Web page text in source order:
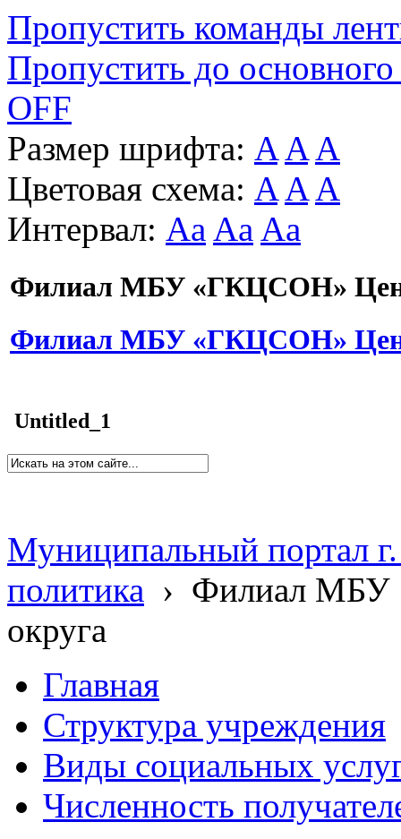
Пропустить команды
Пропустить до основного
OFF
Размер шрифта: A A A
Цветовая схема: A A A
Интервал: Aa Aa Aa
Филиал МБУ «ГКЦСОН»
Филиал МБУ «ГКЦСОН»
Untitled_1
Муниципальный портал
политика › Филиал МБУ
округа
Главная
Структура учреждения
Виды социальных
Численность